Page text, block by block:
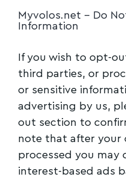
Myvolos.net - Do
Information
If you wish to opt-
third parties, or
or sensitive
advertising by us,
out section to
note that after your
processed you may
interest-based ads